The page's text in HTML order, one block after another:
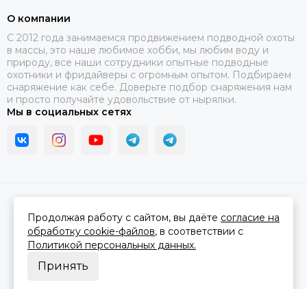
О компании
C 2012 года занимаемся продвижением подводной охоты
в массы, это наше любимое хобби, мы любим воду и
природу, все наши сотрудники опытные подводные
охотники и фридайверы с огромным опытом. Подбираем
снаряжение как себе. Доверьте подбор снаряжения нам
и просто получайте удовольствие от нырялки.
Мы в социальных сетях
Сделано вMOSK.STUDIOдля платформыInSales
Продолжая работу с сайтом, вы даёте согласие на
обработку cookie-файлов, в соответствии с
Политикой персональных данных.
Принять